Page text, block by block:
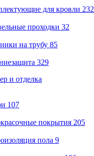
для кровли 232
проходки 32
на трубу 85
329
и отделка
107
покрытия 205
пола 9